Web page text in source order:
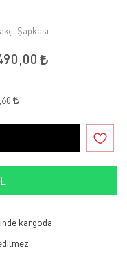
Şapkası
kargoda